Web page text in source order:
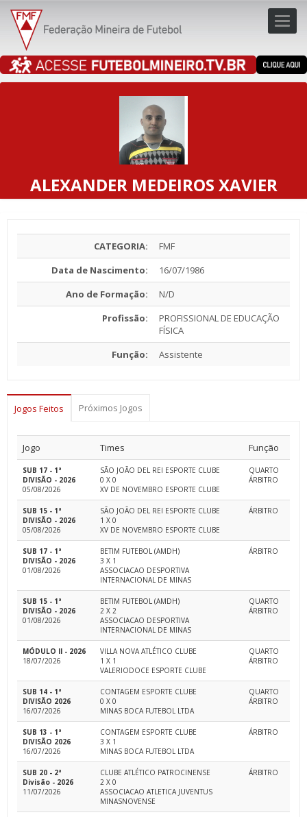
ALEXANDER MEDEIROS XAVIER
CATEGORIA:
FMF
Data de Nascimento:
16/07/1986
Ano de Formação:
N/D
Profissão:
PROFISSIONAL DE EDUCAÇÃO
FÍSICA
Função:
Assistente
Jogos Feitos Próximos Jogos
Jogo Times Função
SUB 17 - 1ª
DIVISÃO - 2026
05/08/2026
SÃO JOÃO DEL REI ESPORTE CLUBE
0 X 0
XV DE NOVEMBRO ESPORTE CLUBE
QUARTO
ÁRBITRO
SUB 15 - 1ª
DIVISÃO - 2026
05/08/2026
SÃO JOÃO DEL REI ESPORTE CLUBE
1 X 0
XV DE NOVEMBRO ESPORTE CLUBE
ÁRBITRO
SUB 17 - 1ª
DIVISÃO - 2026
01/08/2026
BETIM FUTEBOL (AMDH)
3 X 1
ASSOCIACAO DESPORTIVA
INTERNACIONAL DE MINAS
ÁRBITRO
SUB 15 - 1ª
DIVISÃO - 2026
01/08/2026
BETIM FUTEBOL (AMDH)
2 X 2
ASSOCIACAO DESPORTIVA
INTERNACIONAL DE MINAS
QUARTO
ÁRBITRO
MÓDULO II - 2026
18/07/2026
VILLA NOVA ATLÉTICO CLUBE
1 X 1
VALERIODOCE ESPORTE CLUBE
QUARTO
ÁRBITRO
SUB 14 - 1ª
DIVISÃO 2026
16/07/2026
CONTAGEM ESPORTE CLUBE
0 X 0
MINAS BOCA FUTEBOL LTDA
QUARTO
ÁRBITRO
SUB 13 - 1ª
DIVISÃO 2026
16/07/2026
CONTAGEM ESPORTE CLUBE
3 X 1
MINAS BOCA FUTEBOL LTDA
ÁRBITRO
SUB 20 - 2ª
Divisão - 2026
11/07/2026
CLUBE ATLÉTICO PATROCINENSE
2 X 0
ASSOCIACAO ATLETICA JUVENTUS
MINASNOVENSE
ÁRBITRO